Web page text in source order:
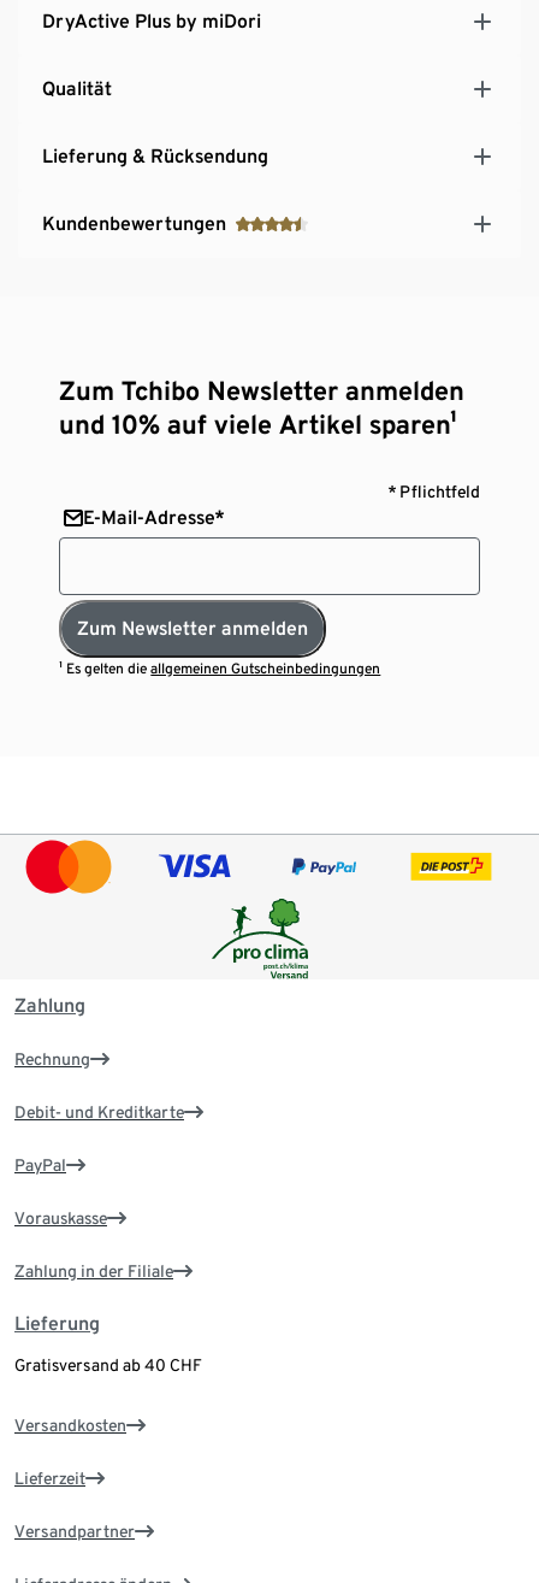
DryActive Plus by miDori
Qualität
Lieferung & Rücksendung
Kundenbewertungen
Zum Tchibo Newsletter anmelden
und 10% auf viele Artikel sparen¹
* Pflichtfeld
E-Mail-Adresse*
Zum Newsletter anmelden
¹ Es gelten dieallgemeinen Gutscheinbedingungen
Zahlung
Rechnung
Debit- und Kreditkarte
PayPal
Vorauskasse
Zahlung in der Filiale
Lieferung
Gratisversand ab 40 CHF
Versandkosten
Lieferzeit
Versandpartner